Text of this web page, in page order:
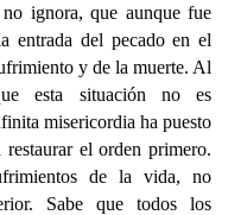
ignora, que aunque fue
entrada del pecado en el
y de la muerte. Al
esta situación no es
misericordia ha puesto
el orden primero.
de la vida, no
Sabe que todos los